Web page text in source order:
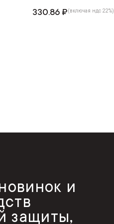
330.86 ₽(включая ндс 22%)
и
защиты,